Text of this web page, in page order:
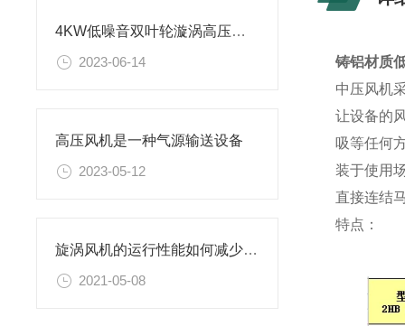
4KW低噪音双叶轮漩涡高压风机特性介绍
2023-06-14
高压风机是一种气源输送设备
2023-05-12
旋涡风机的运行性能如何减少保障
2021-05-08
铸铝材质
中压风机
让设备的
吸等任何
装于使用
直接连结
特点：